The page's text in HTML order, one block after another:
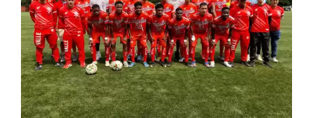
Nacional»